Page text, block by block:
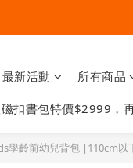
🔥今夏
🔥今夏
最新活動 所有商品
扣書包特價$2999，
學齡前幼兒背包 |110cm以